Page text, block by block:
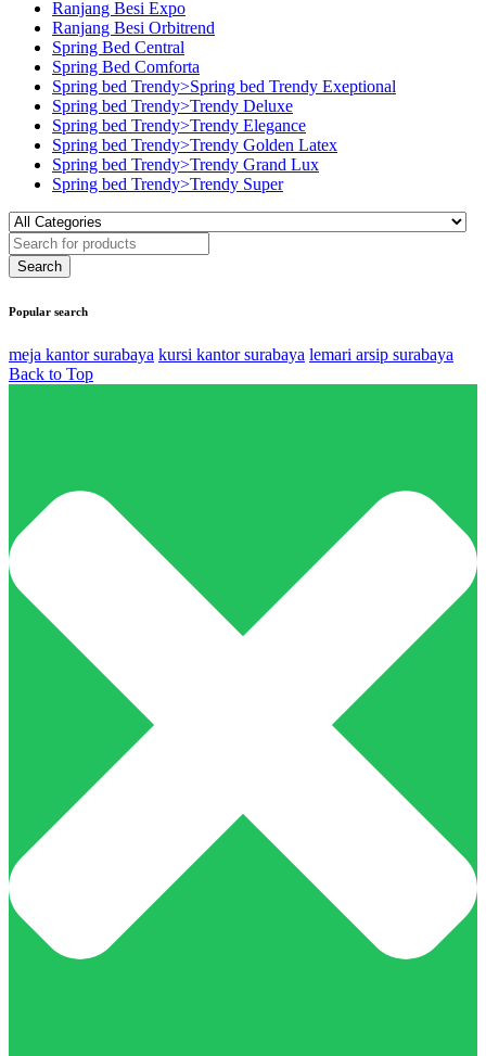
Ranjang Besi Expo
Ranjang Besi Orbitrend
Spring Bed Central
Spring Bed Comforta
Spring bed Trendy>Spring bed Trendy Exeptional
Spring bed Trendy>Trendy Deluxe
Spring bed Trendy>Trendy Elegance
Spring bed Trendy>Trendy Golden Latex
Spring bed Trendy>Trendy Grand Lux
Spring bed Trendy>Trendy Super
Popular search
meja kantor surabaya kursi kantor surabaya lemari arsip surabaya
Back to Top